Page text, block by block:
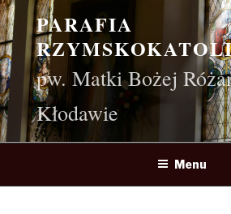
Przejdź
do
treści
PARAFIA
pw. Matki Bożej
Kłodawie
Menu